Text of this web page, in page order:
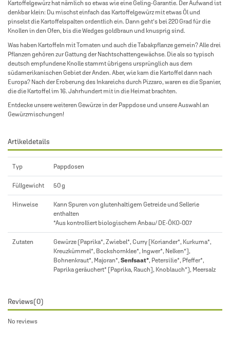
Kartoffelgewürz hat nämlich so etwas wie eine Geling-Garantie. Der Aufwand ist
denkbar klein: Du mischst einfach das Kartoffelgewürz mit etwas Öl und
pinselst die Kartoffelspalten ordentlich ein. Dann geht's bei 220 Grad für die
Knollen in den Ofen, bis die Wedges goldbraun und knusprig sind.
Was haben Kartoffeln mit Tomaten und auch die Tabakpflanze gemein? Alle drei
Pflanzen gehören zur Gattung der Nachtschattengewächse. Die als so typisch
deutsch empfundene Knolle stammt übrigens ursprünglich aus dem
südamerikanischen Gebiet der Anden. Aber, wie kam die Kartoffel dann nach
Europa? Nach der Eroberung des Inkareichs durch Pizzaro, waren es die Spanier,
die die Kartoffel im 16. Jahrhundert mit in die Heimat brachten.
Entdecke unsere weiteren Gewürze in der Pappdose und unsere Auswahl an
Gewürzmischungen!
Artikeldetails
Typ Pappdosen
Füllgewicht 50 g
Hinweise
Kann Spuren von glutenhaltigem Getreide und Sellerie
enthalten
*Aus kontrolliert biologischem Anbau/ DE-ÖKO-007
Zutaten
Gewürze (Paprika*, Zwiebel*, Curry [Koriander*, Kurkuma*,
Kreuzkümmel*, Bockshornklee*, Ingwer*, Nelken*],
Bohnenkraut*, Majoran*, Senfsaat*, Petersilie*, Pfeffer*,
Paprika geräuchert* [Paprika, Rauch], Knoblauch*), Meersalz
Reviews(0)
No reviews